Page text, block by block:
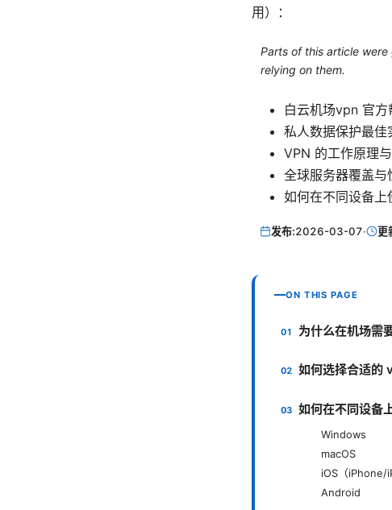
用）：
Parts of this article
relying on them.
白云机场vpn 官
私人数据保护最
VPN 的工作原理
全球服务器覆盖
如何在不同设备
发布:2026-03-07· 更
ON THIS PAGE
为什么在机场需
如何选择合适的
如何在不同设备
Windows
macOS
iOS（iPhone/
Android